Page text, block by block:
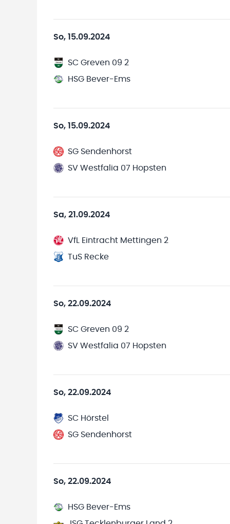
So, 15.09.2024
SC Greven 09 2
HSG Bever-Ems
So, 15.09.2024
SG Sendenhorst
SV Westfalia 07 Hopsten
Sa, 21.09.2024
VfL Eintracht Mettingen 2
TuS Recke
So, 22.09.2024
SC Greven 09 2
SV Westfalia 07 Hopsten
So, 22.09.2024
SC Hörstel
SG Sendenhorst
So, 22.09.2024
HSG Bever-Ems